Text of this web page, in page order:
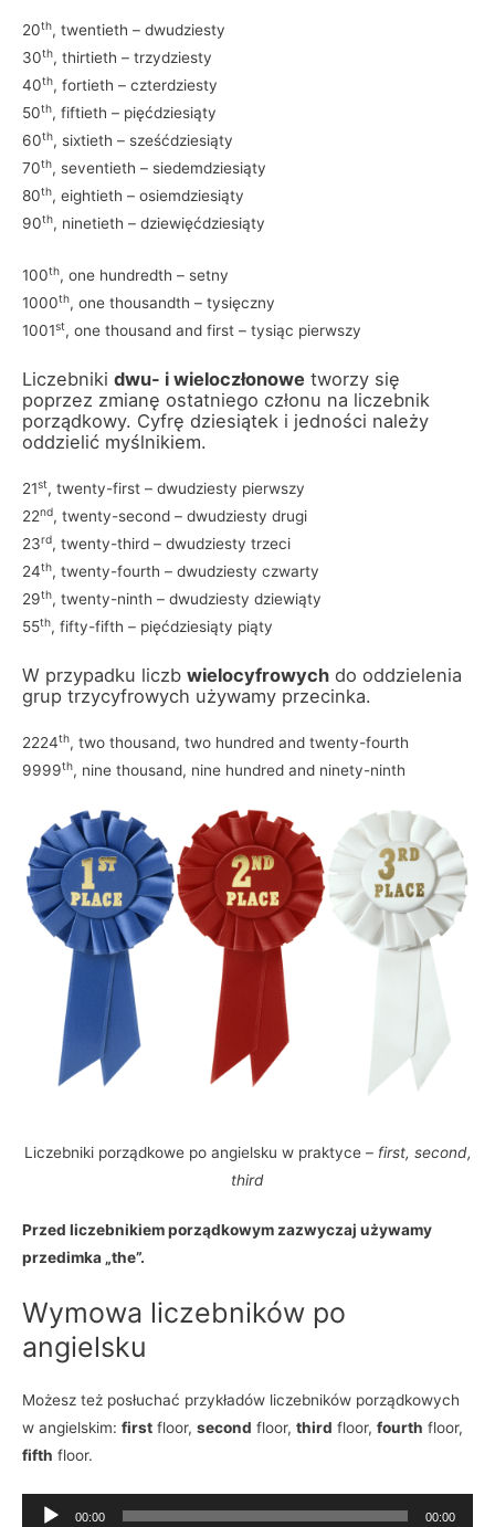
20th, twentieth – dwudziesty
30th, thirtieth – trzydziesty
40th, fortieth – czterdziesty
50th, fiftieth – pięćdziesiąty
60th, sixtieth – sześćdziesiąty
70th, seventieth – siedemdziesiąty
80th, eightieth – osiemdziesiąty
90th, ninetieth – dziewięćdziesiąty
100th, one hundredth – setny
1000th, one thousandth – tysięczny
1001st, one thousand and first – tysiąc pierwszy
Liczebniki dwu- i wieloczłonowe tworzy się
poprzez zmianę ostatniego członu na liczebnik
porządkowy. Cyfrę dziesiątek i jedności należy
oddzielić myślnikiem.
21st, twenty-first – dwudziesty pierwszy
22nd, twenty-second – dwudziesty drugi
23rd, twenty-third – dwudziesty trzeci
24th, twenty-fourth – dwudziesty czwarty
29th, twenty-ninth – dwudziesty dziewiąty
55th, fifty-fifth – pięćdziesiąty piąty
W przypadku liczb wielocyfrowych do oddzielenia
grup trzycyfrowych używamy przecinka.
2224th, two thousand, two hundred and twenty-fourth
9999th, nine thousand, nine hundred and ninety-ninth
Liczebniki porządkowe po angielsku w praktyce – first, second,
third
Przed liczebnikiem porządkowym zazwyczaj używamy
przedimka „the”.
Wymowa liczebników po
angielsku
Możesz też posłuchać przykładów liczebników porządkowych
w angielskim: first floor, second floor, third floor, fourth floor,
fifth floor.
Odtwarzacz
00:00 00:00